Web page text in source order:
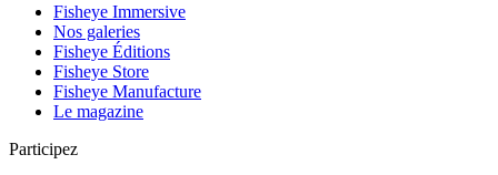
Fisheye Immersive
Nos galeries
Fisheye Éditions
Fisheye Store
Fisheye Manufacture
Le magazine
Participez